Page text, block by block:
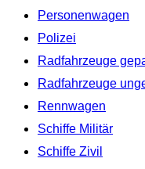
Personenwagen
Polizei
Radfahrzeuge
Radfahrzeuge
Rennwagen
Schiffe Militär
Schiffe Zivil